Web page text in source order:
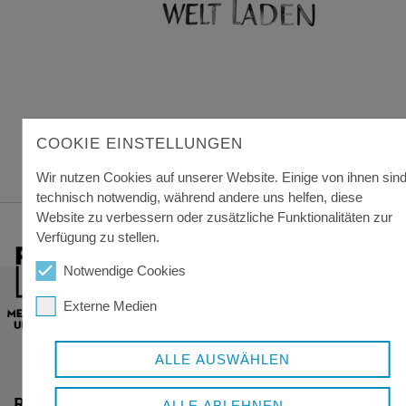
COOKIE EINSTELLUNGEN
Wir nutzen Cookies auf unserer Website. Einige von ihnen sind
technisch notwendig, während andere uns helfen, diese
Website zu verbessern oder zusätzliche Funktionalitäten zur
Verfügung zu stellen.
Notwendige Cookies
Externe Medien
ALLE AUSWÄHLEN